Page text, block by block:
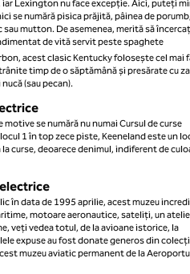
Lexington nu face excepție. Aici, puteți
se numără pisica prăjită, pâinea de porumb,
mutton. De asemenea, merită să
de vită servit peste spaghete
acest clasic Kentucky folosește cel mai
timp de o săptămână și presărate cu
(sau pecan).
se numără nu numai Cursul de curse
1 în top zece piste, Keeneland este un
curse, deoarece denimul, indiferent de
în data de 1995 aprilie, acest muzeu
motoare aeronautice, sateliți, un
veți vedea totul, de la avioane istorice, la
expuse au fost donate generos din
muzeu aviatic permanent de la